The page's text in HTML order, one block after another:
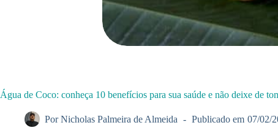
Água de Coco: conheça 10 benefícios para sua saúde e não deixe de
Por Nicholas Palmeira de Almeida Publicado em 07/02/